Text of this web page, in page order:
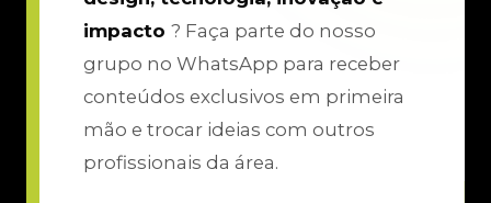
impacto ? Faça parte do nosso
grupo no WhatsApp para receber
conteúdos exclusivos em primeira
mão e trocar ideias com outros
profissionais da área.